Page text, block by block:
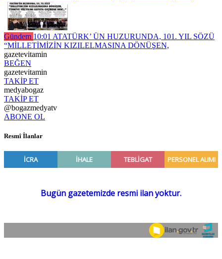
Gündem 10:01 ATATÜRK’ ÜN HUZURUNDA, 101. YIL SÖZÜ
“MİLLETİMİZİN KIZILELMASINA DÖNÜŞEN,
gazetevitamin
BEĞEN
gazetevitamin
TAKİP ET
medyabogaz
TAKİP ET
@bogazmedyatv
ABONE OL
Resmî İlanlar